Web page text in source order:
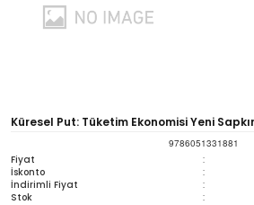
Küresel Put: Tüketim Ekonomisi Yeni
9786051331881
Fiyat :
İskonto :
İndirimli Fiyat :
Stok :